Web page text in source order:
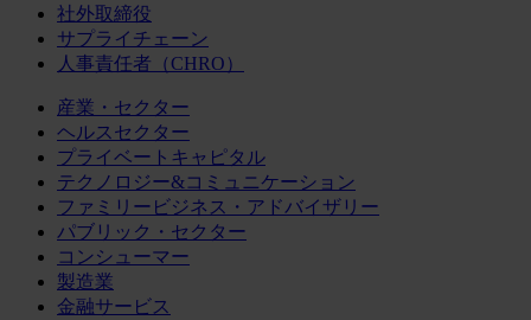
社外取締役
サプライチェーン
人事責任者（CHRO）
産業・セクター
ヘルスセクター
プライベートキャピタル
テクノロジー&コミュニケーション
ファミリービジネス・アドバイザリー
パブリック・セクター
コンシューマー
製造業
金融サービス